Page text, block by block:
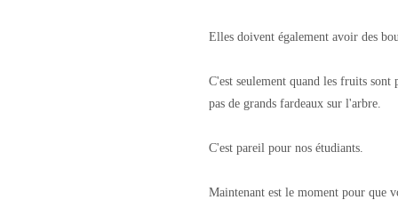
Elles doivent également avoir des
C'est seulement quand les fruits sont
pas de grands fardeaux sur l'arbre.
C'est pareil pour nos étudiants.
Maintenant est le moment pour que